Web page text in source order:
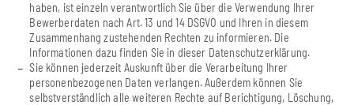
haben, ist einzeln verantwortlich Sie über die Verwendung Ihrer
Bewerberdaten nach Art. 13 und 14 DSGVO und Ihren in diesem
Zusammenhang zustehenden Rechten zu informieren. Die
Informationen dazu finden Sie in dieser Datenschutzerklärung.
Sie können jederzeit Auskunft über die Verarbeitung Ihrer
personenbezogenen Daten verlangen. Außerdem können Sie
selbstverständlich alle weiteren Rechte auf Berichtigung, Löschung,